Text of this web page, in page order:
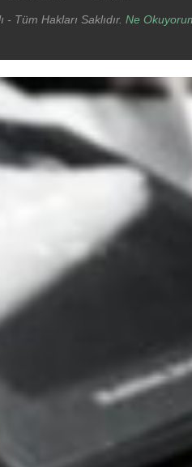
Tüm Hakları Saklıdır. Ne